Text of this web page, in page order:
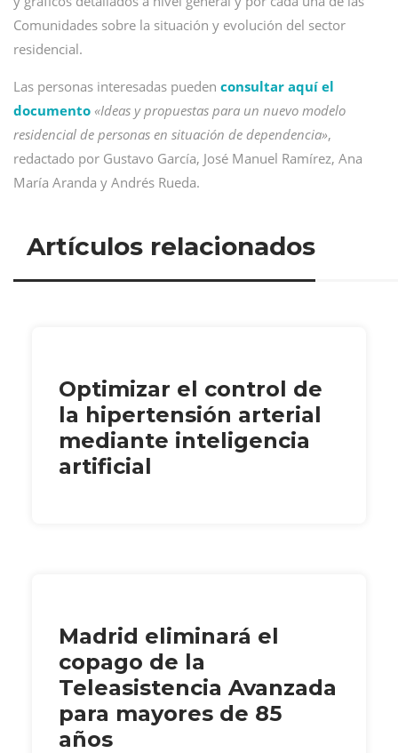
Comunidades sobre la situación y evolución del sector
residencial.
Las personas interesadas pueden consultar aquí el
documento «Ideas y propuestas para un nuevo modelo
residencial de personas en situación de dependencia»,
redactado por Gustavo García, José Manuel Ramírez, Ana
María Aranda y Andrés Rueda.
Artículos relacionados
Optimizar el control de
la hipertensión arterial
mediante inteligencia
artificial
Madrid eliminará el
copago de la
Teleasistencia Avanzada
para mayores de 85
años